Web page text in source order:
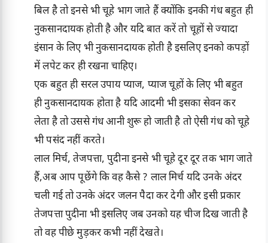
बिल है तो इनसे भी चूहे भाग जाते हैं क्योंकि इनकी गंध बहुत ही
नुकसानदायक होती है और यदि बात करें तो चूहों से ज्यादा
इंसान के लिए भी नुकसानदायक होती है इसलिए इनको कपड़ों
में लपेट कर ही रखना चाहिए।
एक बहुत ही सरल उपाय प्याज, प्याज चूहों के लिए भी बहुत
ही नुकसानदायक होता है यदि आदमी भी इसका सेवन कर
लेता है तो उससे गंध आनी शुरू हो जाती है तो ऐसी गंध को चूहे
भी पसंद नहीं करते।
लाल मिर्च, तेजपत्ता, पुदीना इनसे भी चूहे दूर दूर तक भाग जाते
हैं,अब आप पूछेंगे कि वह कैसे ? लाल मिर्च यदि उनके अंदर
चली गई तो उनके अंदर जलन पैदा कर देगी और इसी प्रकार
तेजपत्ता पुदीना भी इसलिए जब उनको यह चीज दिख जाती है
तो वह पीछे मुड़कर कभी नहीं देखते।